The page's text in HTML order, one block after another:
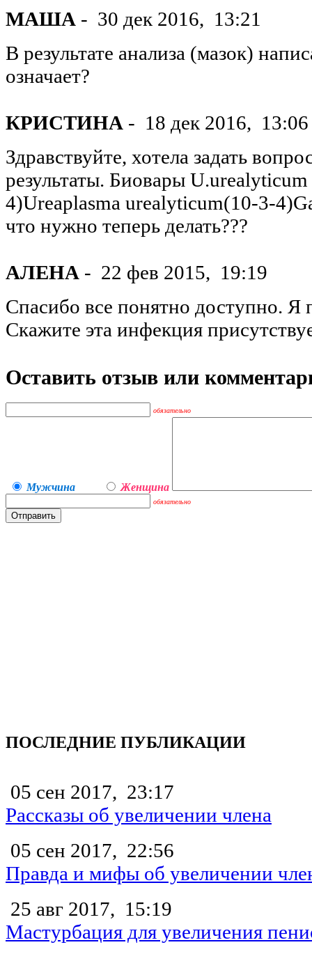
МАША - 30 дек 2016, 13:21
В результате анализа (мазок)
означает?
КРИСТИНА - 18 дек 2016, 13:06
Здравствуйте, хотела задать
результаты. Биовары
4)Ureaplasma urealyticum(10-3-
что нужно теперь делать???
АЛЕНА - 22 фев 2015, 19:19
Спасибо все понятно доступно. Я
Скажите эта инфекция
Оставить отзыв или
обязательно
Мужчина Женщина
обязательно
ПОСЛЕДНИЕ ПУБЛИКАЦИИ
05 сен 2017, 23:17
Рассказы об увеличении члена
05 сен 2017, 22:56
Правда и мифы об увеличении
25 авг 2017, 15:19
Мастурбация для увеличения